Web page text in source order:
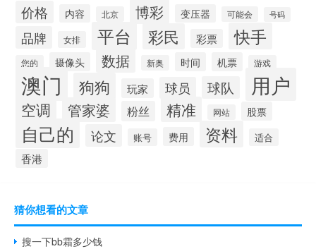
价格 内容 北京 博彩 变压器 可能会 号码
品牌 女排 平台 彩民 彩票 快手
您的 摄像头 数据 新奥 时间 机票 游戏
澳门 狗狗 玩家 球员 球队 用户
空调 管家婆 粉丝 精准 网站 股票
自己的 论文 账号 费用 资料 适合
香港
猜你想看的文章
搜一下bb霜多少钱